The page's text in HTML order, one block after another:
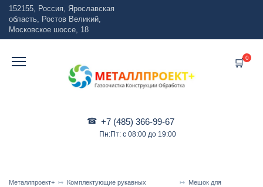
Перейти
содержанию
152155, Россия, Ярославская
область, Ростов Великий,
Московское шоссе, 18
+7 (485) 366-99-67
Пн:Пт: с 08:00 до 19:00
0
Металлпроект+
Комплектующие рукавных
Мешок для